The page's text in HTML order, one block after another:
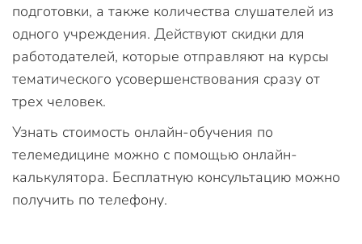
подготовки, а также количества слушателей из
одного учреждения. Действуют скидки для
работодателей, которые отправляют на курсы
тематического усовершенствования сразу от
трех человек.
Узнать стоимость онлайн-обучения по
телемедицине можно с помощью онлайн-
калькулятора. Бесплатную консультацию можно
получить по телефону.